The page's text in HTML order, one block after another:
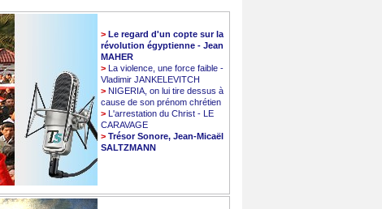
> Le regard d'un copte sur la
révolution égyptienne - Jean
MAHER
> La violence, une force faible -
Vladimir JANKELEVITCH
> NIGERIA, on lui tire dessus à
cause de son prénom chrétien
> L'arrestation du Christ - LE
CARAVAGE
> Trésor Sonore, Jean-Micaël
SALTZMANN